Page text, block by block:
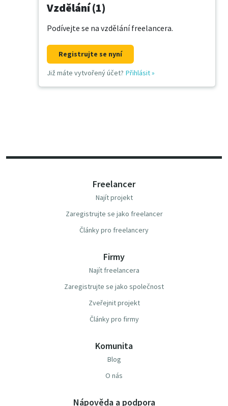
Vzdělání (1)
Podívejte se na vzdělání freelancera.
Registrujte se nyní
Již máte vytvořený účet? Přihlásit»
Freelancer
Najít projekt
Zaregistrujte se jako freelancer
Články pro freelancery
Firmy
Najít freelancera
Zaregistrujte se jako společnost
Zveřejnit projekt
Články pro firmy
Komunita
Blog
O nás
Nápověda a podpora